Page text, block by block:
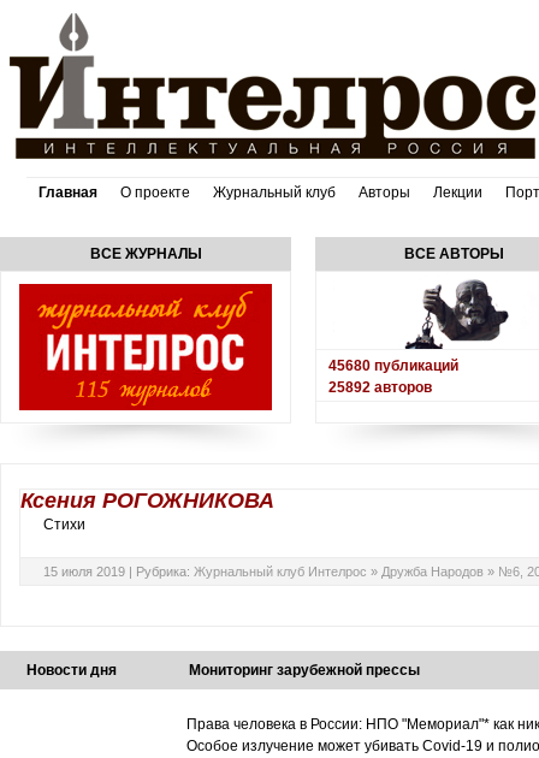
Главная О проекте Журнальный клуб Авторы Лекции
ВСЕ ЖУРНАЛЫ ВСЕ АВТОРЫ
45680 публикаций
25892 авторов
Ксения РОГОЖНИКОВА
Стихи
15 июля 2019 | Рубрика: Журнальный клуб Интелрос » Дружба Народов » №6,
Новости дня Мониторинг зарубежной прессы
Права человека в России: НПО "Мемориал"* как
Особое излучение может убивать Covid-19 и